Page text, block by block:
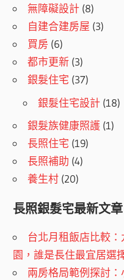
無障礙設計 (8)
自建合建房屋 (3)
買房 (6)
都市更新 (3)
銀髮住宅 (37)
銀髮住宅設計 (18)
銀髮族健康照護 (1)
長照住宅 (19)
長照補助 (4)
養生村 (20)
長照銀髮宅最新文章
台北月租飯店比較
園，誰是長住最宜居選
兩房格局範例探討